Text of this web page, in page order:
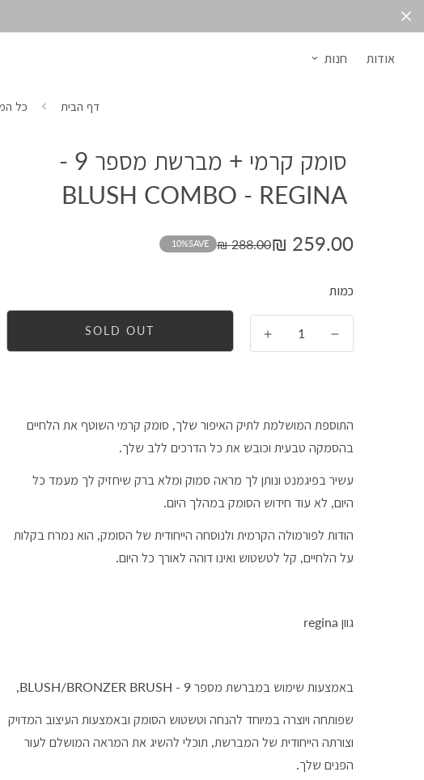
אודות חנות
דף הבית כל
סומק קרמי + מברשת מספר 9 -
BLUSH COMBO - REGINA
259.00 ₪
288.00 ₪
SAVE
10%
כמות
SOLD OUT
התוספת המושלמת לתיק האיפור שלך, סומק קרמי השוטף את הלחיים
בהסמקה טבעית וכובש את כל הדרכים ללב שלך.
עשיר בפיגמנט ונותן לך מראה סמוק ומלא ברק שיחזיק לך מעמד כל
היום, לא עוד חידוש הסומק במהלך היום.
הודות לפורמולה הקרמית ולנוסחה הייחודית של הסומק, הוא נמרח בקלות
על הלחיים, קל לטשטוש ואינו דוהה לאורך כל היום.
גוון regina
באמצעות שימוש במברשת מספר 9 - BLUSH/BRONZER BRUSH,
שפותחה ויוצרה במיוחד להנחה וטשטוש הסומק ובאמצעות העיצוב המדויק
וצורתה הייחודית של המברשת, תוכלי להשיג את המראה המושלם לעור
הפנים שלך.